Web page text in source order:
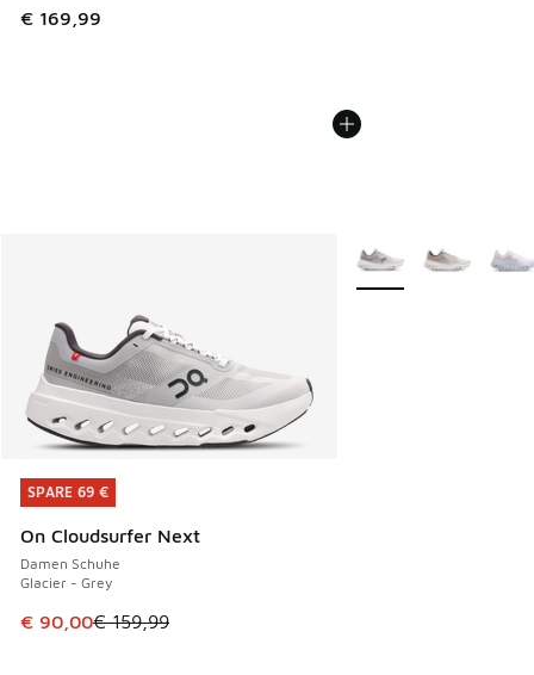
€ 169,99
SPARE 69 €
On Cloudsurfer Next
Damen Schuhe
Glacier - Grey
Dieser Artikel ist im Sale. Der Preis ist von € 159,99 auf €
€ 90,00€ 159,99
SPARE 69 €
Weitere Farben